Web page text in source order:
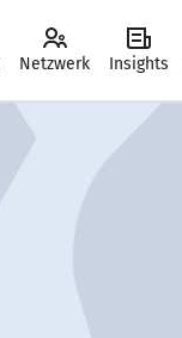
Netzwerk Insights